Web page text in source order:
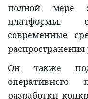
полной мере
платформы,
современные
Он также
оперативного
разработки